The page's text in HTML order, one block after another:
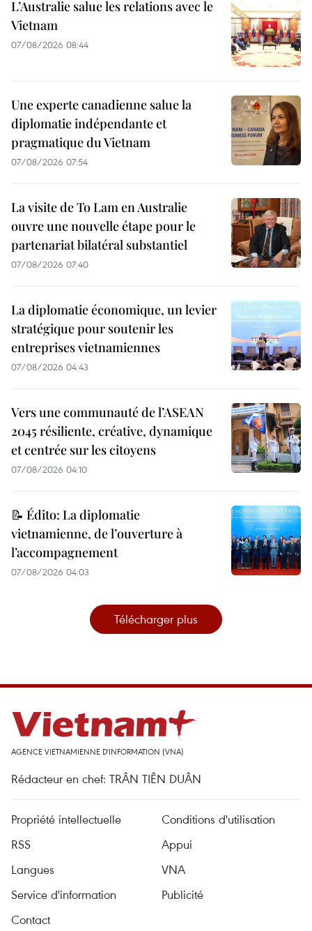
L’Australie salue les relations avec le
Vietnam
07/08/2026 08:44
Une experte canadienne salue la
diplomatie indépendante et
pragmatique du Vietnam
07/08/2026 07:54
La visite de To Lam en Australie
ouvre une nouvelle étape pour le
partenariat bilatéral substantiel
07/08/2026 07:40
La diplomatie économique, un levier
stratégique pour soutenir les
entreprises vietnamiennes
07/08/2026 04:43
Vers une communauté de l’ASEAN
2045 résiliente, créative, dynamique
et centrée sur les citoyens
07/08/2026 04:10
📝 Édito: La diplomatie
vietnamienne, de l’ouverture à
l’accompagnement
07/08/2026 04:03
Télécharger plus
AGENCE VIETNAMIENNE D'INFORMATION (VNA)
Rédacteur en chef: TRÂN TIÊN DUÂN
Propriété intellectuelle
Conditions d'utilisation
RSS
Appui
Langues
VNA
Service d'information
Publicité
Contact